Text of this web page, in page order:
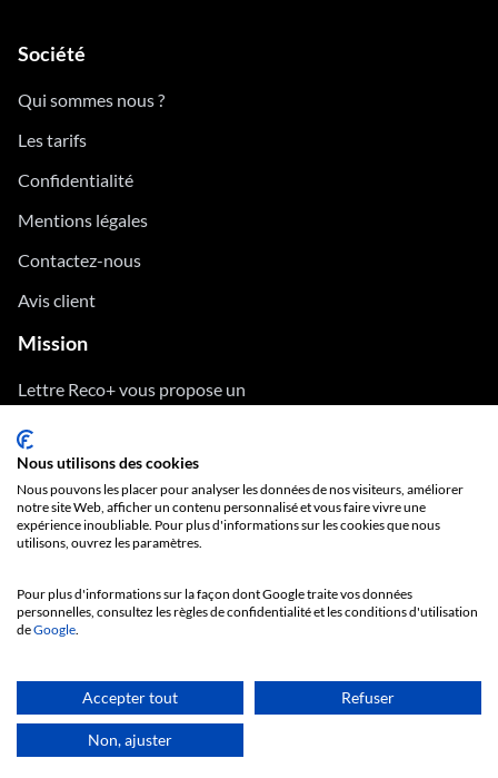
Société
Qui sommes nous ?
Les tarifs
Confidentialité
Mentions légales
Contactez-nous
Avis client
Mission
Lettre Reco+ vous propose un
distance. Simple, rapide et efficace !
Désabonnement
X3KF IRELAND
Mentions
légales
|
Politique de
confidentialité
Politique de
souscription
© 2026 Lettre Reco. Tout droits réservés. NUVANTA LTD
Nous utilisons des cookies
Nous pouvons les placer pour analyser les données de nos visiteurs, améliorer
notre site Web, afficher un contenu personnalisé et vous faire vivre une
expérience inoubliable. Pour plus d'informations sur les cookies que nous
utilisons, ouvrez les paramètres.
Pour plus d'informations sur la façon dont Google traite vos données
personnelles, consultez les règles de confidentialité et les conditions d'utilisation
deGoogle.
Accepter tout Refuser
Non, ajuster